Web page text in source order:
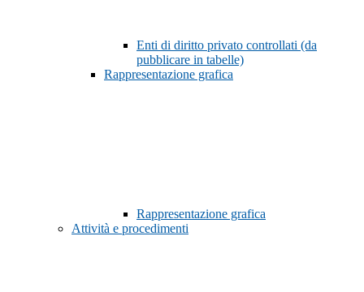
Enti di diritto privato controllati (da
pubblicare in tabelle)
Rappresentazione grafica
Rappresentazione grafica
Attività e procedimenti